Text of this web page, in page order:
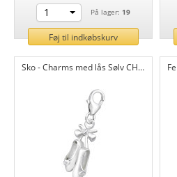
1 På lager: 19
Føj til indkøbskurv
Sko - Charms med lås Sølv CH14518